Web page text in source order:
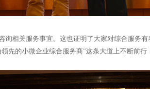
询相关服务事宜。这也证明了大家对综合服务
先的小微企业综合服务商”这条大道上不断前行